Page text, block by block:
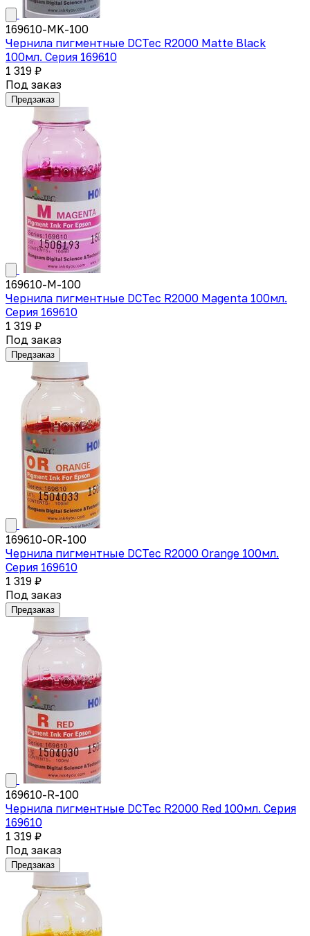
169610-MK-100
Чернила пигментные DCTec R2000 Matte Black
100мл. Серия 169610
1 319 ₽
Под заказ
Предзаказ
169610-M-100
Чернила пигментные DCTec R2000 Magenta 100мл.
Серия 169610
1 319 ₽
Под заказ
Предзаказ
169610-OR-100
Чернила пигментные DCTec R2000 Orange 100мл.
Серия 169610
1 319 ₽
Под заказ
Предзаказ
169610-R-100
Чернила пигментные DCTec R2000 Red 100мл. Серия
169610
1 319 ₽
Под заказ
Предзаказ